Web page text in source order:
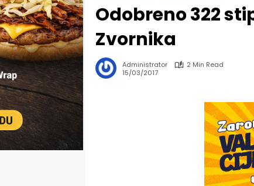
Odobreno 322
Zvornika
Administrator
2 Min Read
15/03/2017